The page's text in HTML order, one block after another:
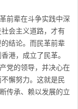
前辈在斗争实践中深
会主义道路，才有
结论。而民革前辈
港，成立了民革。
党的领导，并决心在
懈努力。这就是民
传承、赖以发展的立